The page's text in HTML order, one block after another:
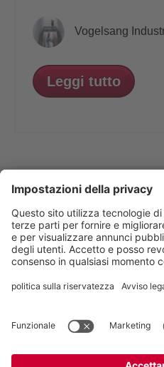
Vogelsang
Leggi tutto
VOGELSANG -
Vogelsang S.r.l., Via
Pandino
Private policy|